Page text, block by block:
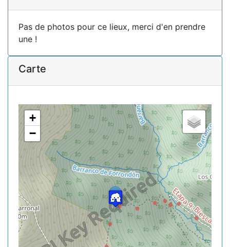
Pas de photos pour ce lieux, merci d'en prendre
une !
Carte
+
−